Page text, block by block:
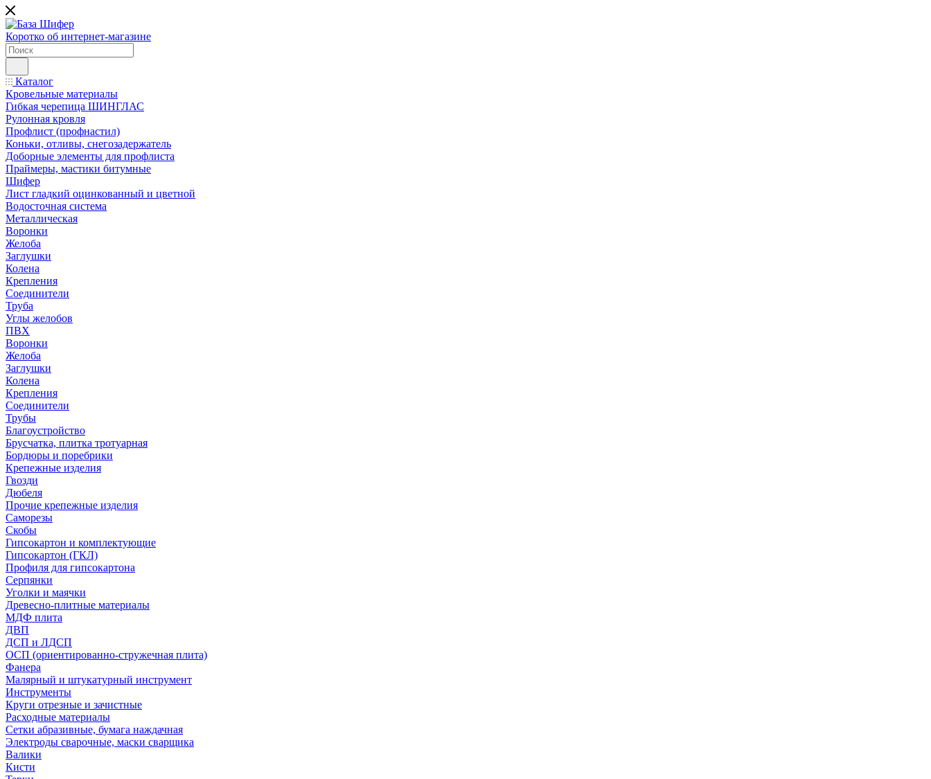
Коротко об интернет-магазине
Каталог
Кровельные материалы
Гибкая черепица ШИНГЛАС
Рулонная кровля
Профлист (профнастил)
Коньки, отливы, снегозадержатель
Доборные элементы для профлиста
Праймеры, мастики битумные
Шифер
Лист гладкий оцинкованный и цветной
Водосточная система
Металлическая
Воронки
Желоба
Заглушки
Колена
Крепления
Соединители
Труба
Углы желобов
ПВХ
Воронки
Желоба
Заглушки
Колена
Крепления
Соединители
Трубы
Благоустройство
Брусчатка, плитка тротуарная
Бордюры и поребрики
Крепежные изделия
Гвозди
Дюбеля
Прочие крепежные изделия
Саморезы
Скобы
Гипсокартон и комплектующие
Гипсокартон (ГКЛ)
Профиля для гипсокартона
Серпянки
Уголки и маячки
Древесно-плитные материалы
МДФ плита
ДВП
ДСП и ЛДСП
ОСП (ориентированно-стружечная плита)
Фанера
Малярный и штукатурный инструмент
Инструменты
Круги отрезные и зачистные
Расходные материалы
Сетки абразивные, бумага наждачная
Электроды сварочные, маски сварщика
Валики
Кисти